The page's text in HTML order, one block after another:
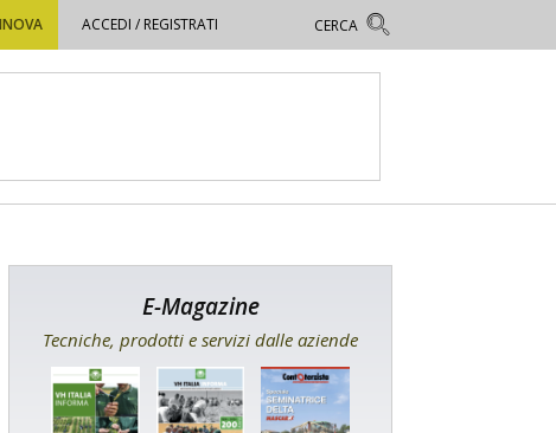
ACCEDI / REGISTRATI
E-Magazine
Tecniche, prodotti e servizi dalle aziende